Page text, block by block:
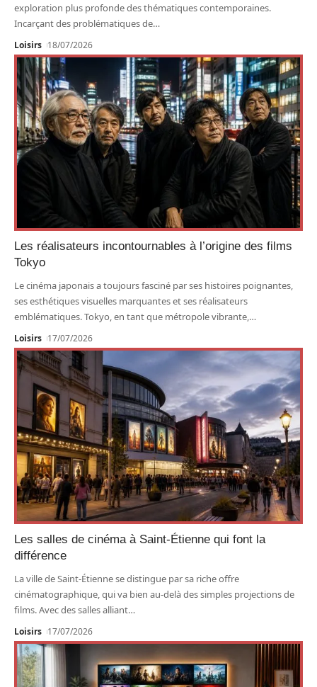
exploration plus profonde des thématiques contemporaines.
Incarçant des problématiques de…
Loisirs 18/07/2026
Les réalisateurs incontournables à l’origine des films
Tokyo
Le cinéma japonais a toujours fasciné par ses histoires poignantes,
ses esthétiques visuelles marquantes et ses réalisateurs
emblématiques. Tokyo, en tant que métropole vibrante,…
Loisirs 17/07/2026
Les salles de cinéma à Saint-Étienne qui font la
différence
La ville de Saint-Étienne se distingue par sa riche offre
cinématographique, qui va bien au-delà des simples projections de
films. Avec des salles alliant…
Loisirs 17/07/2026